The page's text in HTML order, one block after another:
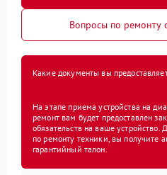
Вопросы по ремонту
Какие документы вы
На этапе приема устройства на
ремонт вам будет предоставлен
обязательств на ваше устройство.
по ремонту техники, вы получите
гарантийный талон.